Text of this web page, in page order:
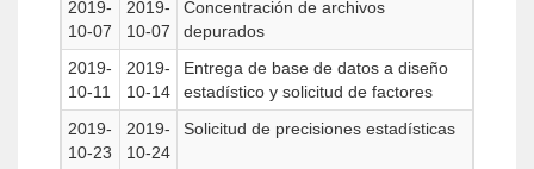
2019-
10-07
2019-
10-07
Concentración de archivos
depurados
2019-
10-11
2019-
10-14
Entrega de base de datos a diseño
estadístico y solicitud de factores
2019-
10-23
2019-
10-24
Solicitud de precisiones estadísticas